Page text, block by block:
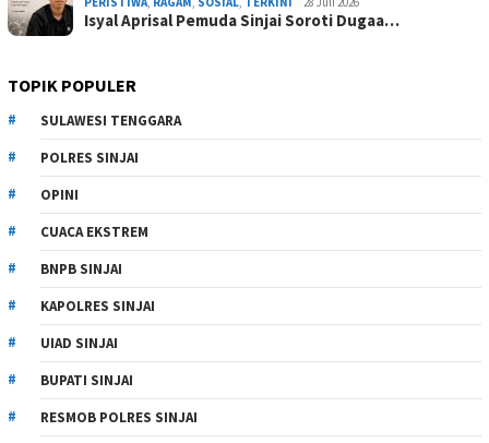
Isyal Aprisal Pemuda Sinjai Soroti Dugaa…
TOPIK POPULER
SULAWESI TENGGARA
POLRES SINJAI
OPINI
CUACA EKSTREM
BNPB SINJAI
KAPOLRES SINJAI
UIAD SINJAI
BUPATI SINJAI
RESMOB POLRES SINJAI